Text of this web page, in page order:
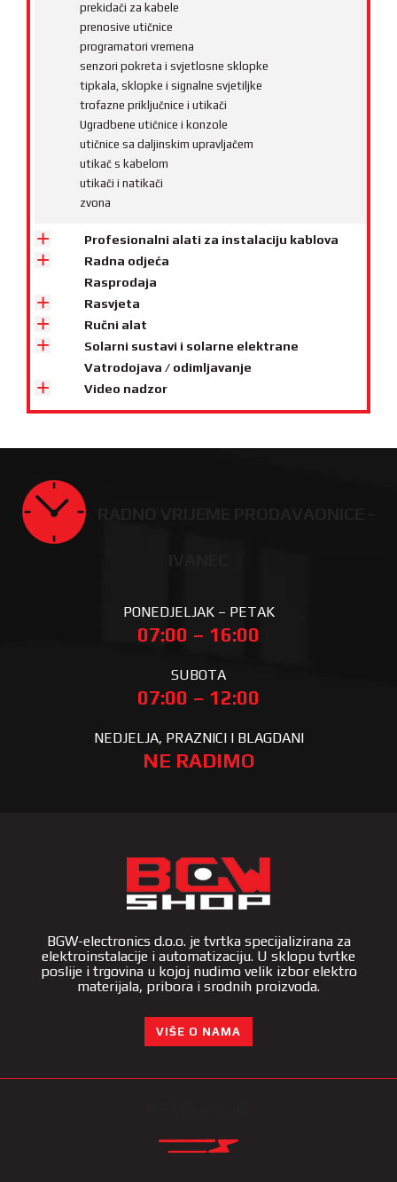
prekidači za kabele
prenosive utičnice
programatori vremena
senzori pokreta i svjetlosne sklopke
tipkala, sklopke i signalne svjetiljke
trofazne priključnice i utikači
Ugradbene utičnice i konzole
utičnice sa daljinskim upravljačem
utikač s kabelom
utikači i natikači
zvona
Profesionalni alati za instalaciju kablova
Radna odjeća
Rasprodaja
Rasvjeta
Ručni alat
Solarni sustavi i solarne elektrane
Vatrodojava / odimljavanje
Video nadzor
PONEDJELJAK – PETAK
07:00 – 16:00
SUBOTA
07:00 – 12:00
NEDJELJA, PRAZNICI I BLAGDANI
NE RADIMO
BGW-electronics d.o.o. je tvrtka specijalizirana za
elektroinstalacije i automatizaciju. U sklopu tvrtke
poslije i trgovina u kojoj nudimo velik izbor elektro
materijala, pribora i srodnih proizvoda.
VIŠE O NAMA